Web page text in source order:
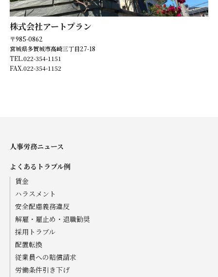
株式会社アートプラン
〒985-0862
宮城県多賀城市高崎三丁目27-18
TEL.022-354-1151
FAX.022-354-1152
人事労務ニュース
よくあるトラブル例
賃金
ハラスメント
安全配慮義務違反
解雇・雇止め・退職勧奨
採用トラブル
配置転換
従業員への賠償請求
労働条件引き下げ